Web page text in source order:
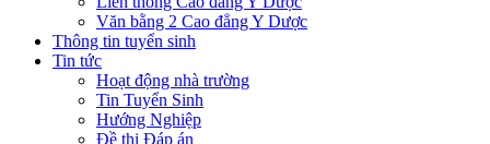
Văn bằng 2 Cao đẳng Y Dược
Thông tin tuyển sinh
Tin tức
Hoạt động nhà trường
Tin Tuyển Sinh
Hướng Nghiệp
Đề thi Đáp án